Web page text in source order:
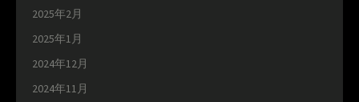
2025年2月
2025年1月
2024年12月
2024年11月